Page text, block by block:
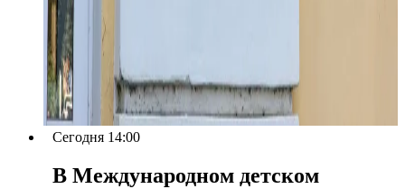
Сегодня 14:00
В Международном детском